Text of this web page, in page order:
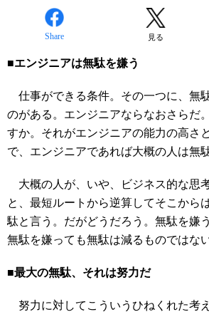
Share 見る
■エンジニアは無駄を嫌う
仕事ができる条件。その一つに、無
のがある。エンジニアならなおさらだ
すか。それがエンジニアの能力の高さ
で、エンジニアであれば大概の人は無
大概の人が、いや、ビジネス的な思
と、最短ルートから逆算してそこから
駄と言う。だがどうだろう。無駄を嫌
無駄を嫌っても無駄は減るものではない
■最大の無駄、それは努力だ
努力に対してこういうひねくれた考